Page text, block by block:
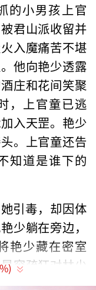
的小男孩上官
君山派收留并
入魔痛苦不堪
他向艳少透露
庄和花间笑聚
，上官童已逃
入天罡。艳少
。上官童还告
知道是谁下的
引毒，却因体
少躺在旁边，
艳少藏在密室
容疏狂对林少
是因为心思不
%)